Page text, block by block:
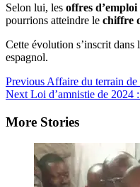
Selon lui, les offres d’emploi
pourrions atteindre le chiffre
Cette évolution s’inscrit dans
espagnol.
Post
Navigation
Previous Affaire du terrain
Next Loi d’amnistie de 2024
More Stories